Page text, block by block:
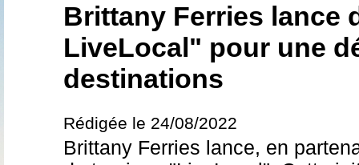
Brittany Ferries lance
LiveLocal" pour une
destinations
Rédigée le 24/08/2022
Brittany Ferries lance, en